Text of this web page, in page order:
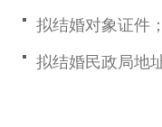
拟结婚对象证件；
拟结婚民政局地